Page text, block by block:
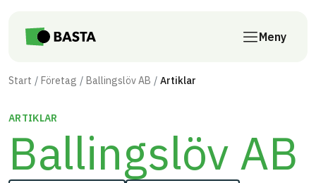
Meny
Start Företag Ballingslöv AB Artiklar
ARTIKLAR
Ballingslöv AB